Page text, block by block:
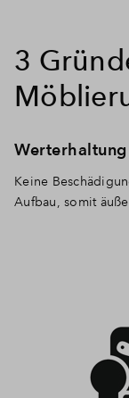
3
Keine
Aufbau, somit